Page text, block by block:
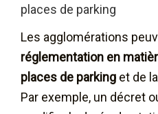
places de parking
Les agglomérations
réglementation en
places de parking et de
Par exemple, un décret